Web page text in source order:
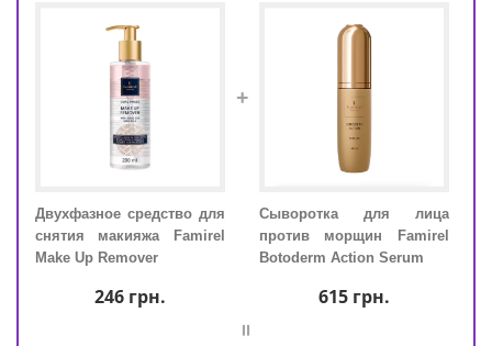
Двухфазное средство для
снятия макияжа Famirel
Make Up Remover
246грн.
+
Сыворотка для лица
против морщин Famirel
Botoderm Action Serum
615грн.
=